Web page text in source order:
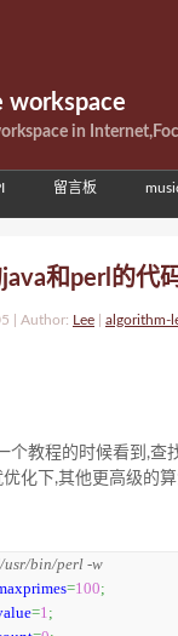
workspace
in
留言板
和perl的代
| Author: Lee algorithm-
个教程的时候看到,查
化下,其他更高级的
usr/bin/perl -w
=100;
=1;